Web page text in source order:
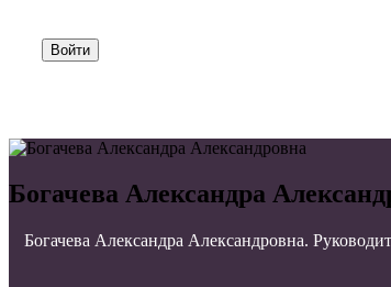
Войти
Богачева Александра
Богачева Александра Александровна.